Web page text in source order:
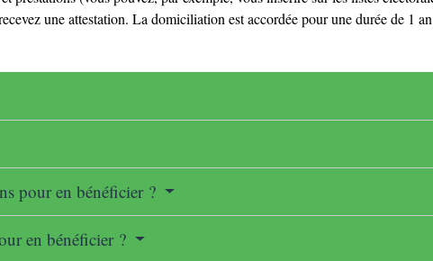
une attestation. La domiciliation est accordée pour une durée de 1
pour en bénéficier ?
en bénéficier ?